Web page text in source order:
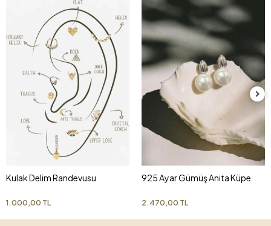
Kulak Delim Randevusu
1.000,00 TL
925 Ayar Gümüş Anita Küpe
2.470,00 TL